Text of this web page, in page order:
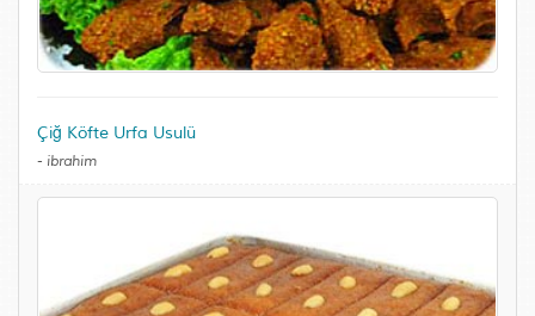
Çiğ Köfte Urfa Usulü
- ibrahim